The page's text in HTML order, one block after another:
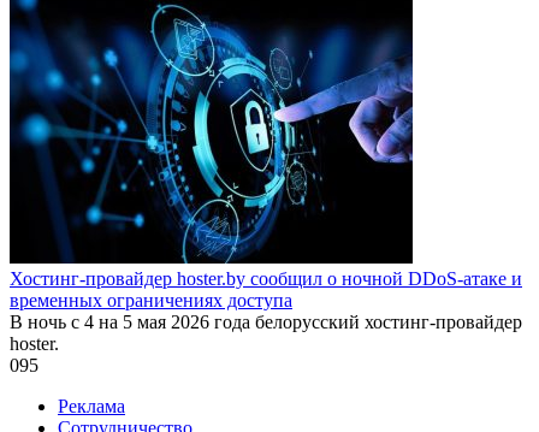
Хостинг-провайдер hoster.by сообщил о ночной DDoS-атаке и
временных ограничениях доступа
В ночь с 4 на 5 мая 2026 года белорусский хостинг-провайдер
hoster.
095
Реклама